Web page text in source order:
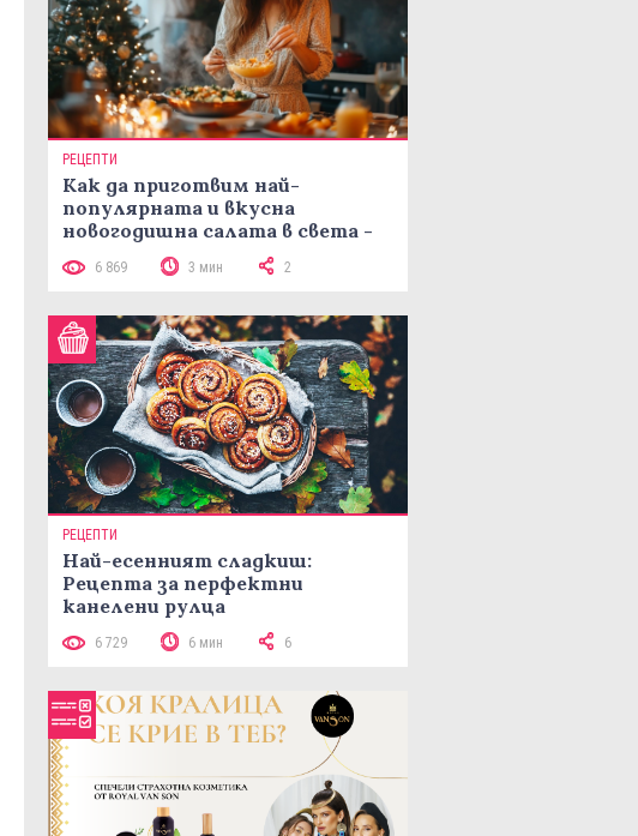
РЕЦЕПТИ
Как да приготвим най-
популярната и вкусна
новогодишна салата в света -
рецепта Мимоза
6 869 3 мин 2
РЕЦЕПТИ
Най-есенният сладкиш:
Рецепта за перфектни
канелени рулца
6 729 6 мин 6